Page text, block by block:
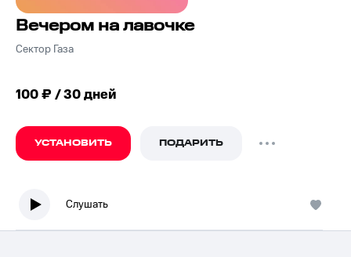
Вечером на лавочке
Сектор Газа
100 ₽ / 30 дней
УСТАНОВИТЬ ПОДАРИТЬ
Слушать